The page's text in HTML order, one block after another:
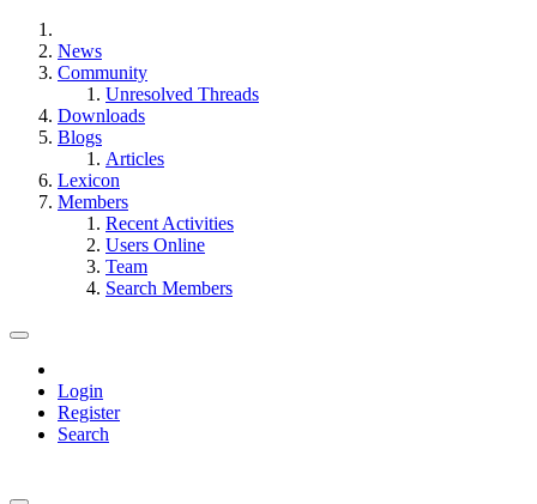
News
Community
Unresolved Threads
Downloads
Blogs
Articles
Lexicon
Members
Recent Activities
Users Online
Team
Search Members
Login
Register
Search